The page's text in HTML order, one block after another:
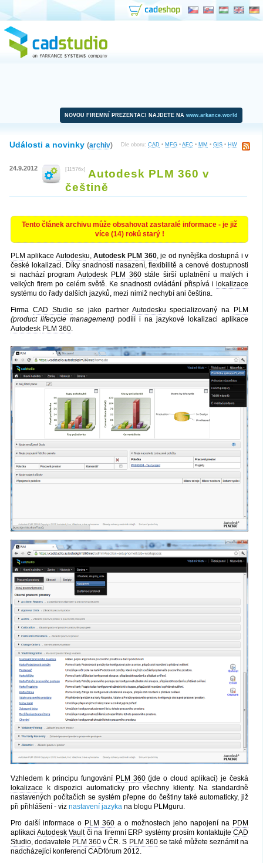
NOVOU FIREMNÍ PREZENTACI NAJDETE NA www.arkance.world
Dle oboru: CAD • MFG • AEC • MM • GIS • HW
Události a novinky (archiv)
24.9.2012 [11576x]
Autodesk PLM 360 v
češtině
Tento článek archivu může obsahovat zastaralé informace - je již
více (14) roků starý !
PLM aplikace Autodesku,Autodesk PLM 360, je od nynějška dostupná i v
české lokalizaci. Díky snadnosti nasazení, flexibilitě a cenové dostupnosti
si nachází programAutodesk PLM 360stále širší uplatnění u malých i
velkých firem po celém světě. Ke snadnosti ovládání přispívá i lokalizace
systému do řady dalších jazyků, mezi nimiž nechybí ani čeština.
Firma CAD Studiose jako partner Autodesku specializovaný na
PLM
(product lifecycle management) podílí i na jazykové lokalizaci aplikace
Autodesk PLM 360.
Vzhledem k principu fungování PLM 360(jde o cloud aplikaci) je česká
lokalizace k dispozici automaticky pro všechny klienty. Na standardně
nastavených počítačích se systém přepne do češtiny také automaticky, již
při přihlášení - viz nastavení jazyka na blogu PLMguru.
Pro další informace o PLM 360 a o možnostech jeho napojení na PDM
aplikaci Autodesk Vaultči na firemní ERP systémy prosím kontaktujte CAD
Studio, dodavatele PLM 360 v ČR. S PLM 360se také můžete seznámit na
nadcházející konferenci CADfórum 2012.